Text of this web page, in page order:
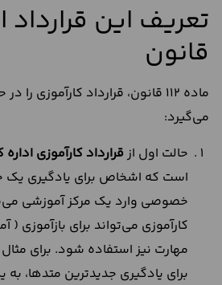
تعریف این قرارداد
قانون
ماده 112 قانون، قرارداد کارآموزی
می‌گیرد:
حالت اول از قرارداد کارآموزی اداره
است که اشخاص برای یادگیری یک
خصوصی وارد یک مرکز آموزشی
کارآموزی می‌تواند برای بازآموزی (
مهارت نیز استفاده شود. برای
برای یادگیری جدیدترین متد‌ها، به